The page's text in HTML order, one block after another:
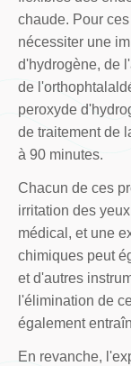
chaude. Pour
nécessiter une
d'hydrogène, de
de
peroxyde
de traitement de
à 90 minutes.
Chacun de ces
irritation des
médical, et une
chimiques peut
et d'autres
l'élimination de
également
En revanche,